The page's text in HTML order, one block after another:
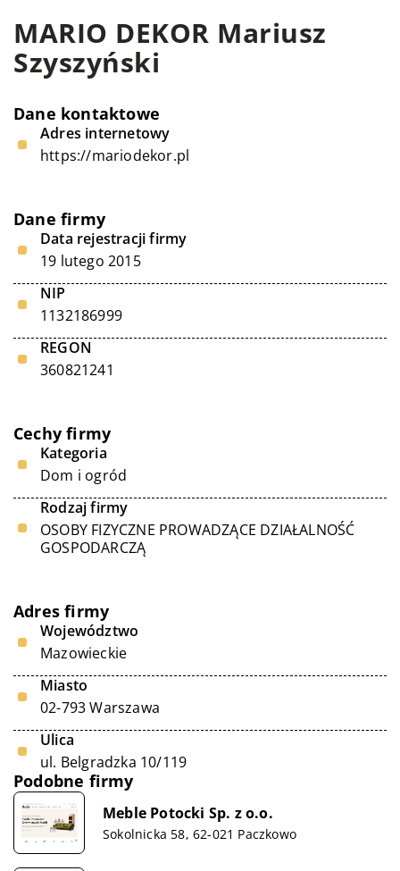
MARIO DEKOR Mariusz
Szyszyński
Dane kontaktowe
Adres internetowy
https://mariodekor.pl
Dane firmy
Data rejestracji firmy
19 lutego 2015
NIP
1132186999
REGON
360821241
Cechy firmy
Kategoria
Dom i ogród
Rodzaj firmy
OSOBY FIZYCZNE PROWADZĄCE DZIAŁALNOŚĆ
GOSPODARCZĄ
Adres firmy
Województwo
Mazowieckie
Miasto
02-793 Warszawa
Ulica
ul. Belgradzka 10/119
Podobne firmy
Meble Potocki Sp. z o.o.
Sokolnicka 58, 62-021 Paczkowo